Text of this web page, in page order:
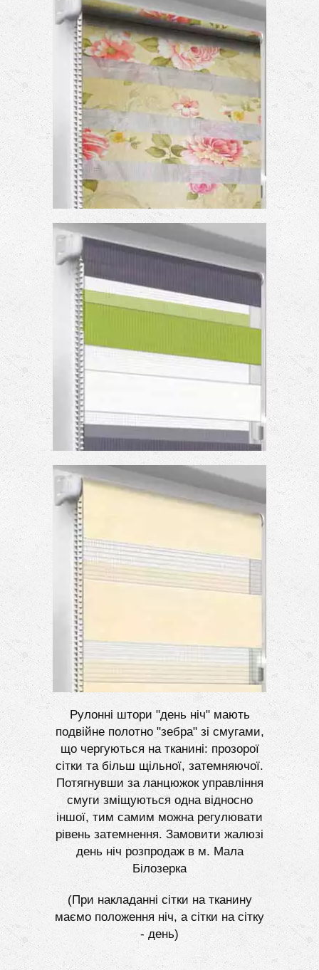
Рулонні штори "день ніч" мають
подвійне полотно "зебра" зі смугами,
що чергуються на тканині: прозорої
сітки та більш щільної, затемняючої.
Потягнувши за ланцюжок управління
смуги зміщуються одна відносно
іншої, тим самим можна регулювати
рівень затемнення. Замовити жалюзі
день ніч розпродаж в м. Мала
Білозерка
(При накладанні сітки на тканину
маємо положення ніч, а сітки на сітку
- день)